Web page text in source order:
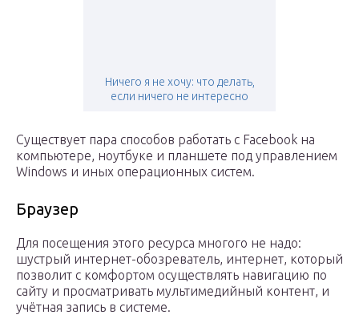
Ничего я не хочу: что делать,
если ничего не интересно
Существует пара способов работать с Facebook на
компьютере, ноутбуке и планшете под управлением
Windows и иных операционных систем.
Браузер
Для посещения этого ресурса многого не надо:
шустрый интернет-обозреватель, интернет, который
позволит с комфортом осуществлять навигацию по
сайту и просматривать мультимедийный контент, и
учётная запись в системе.